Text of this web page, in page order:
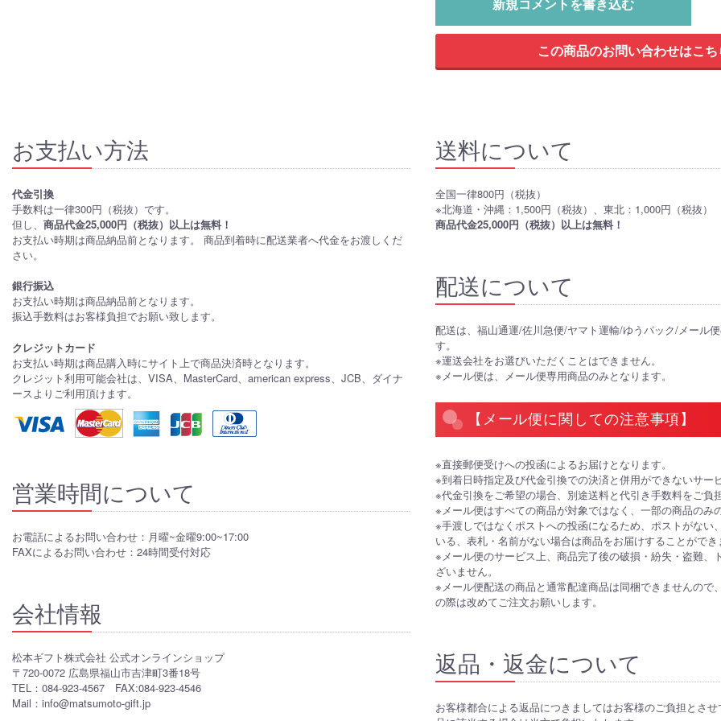
お支払い方法
代金引換
手数料は一律300円（税抜）です。
但し、 商品代金25,000円（税抜）以上は無料！
お支払い時期は商品納品前となります。 商品到着時に配送業者へ代金をお渡しくだ
さい。
銀行振込
お支払い時期は商品納品前となります。
振込手数料はお客様負担でお願い致します。
クレジットカード
お支払い時期は商品購入時にサイト上で商品決済時となります。
クレジット利用可能会社は、VISA、MasterCard、american express、JCB、ダイナ
ースよりご利用頂けます。
営業時間について
お電話によるお問い合わせ：月曜~金曜9:00~17:00
FAXによるお問い合わせ：24時間受付対応
会社情報
松本ギフト株式会社 公式オンラインショップ
〒720-0072 広島県福山市吉津町3番18号
TEL：084-923-4567 FAX:084-923-4546
Mail：info@matsumoto-gift.jp
送料について
全国一律800円（税抜）
※北海道・沖縄：1,500円（税抜）、東北：1,000円（税抜）
商品代金25,000円（税抜）以上は無料！
配送について
配送は、福山通運/佐川急便/ヤマト運輸/ゆうパック/メール
す。
※運送会社をお選びいただくことはできません。
※メール便は、メール便専用商品のみとなります。
【メール便に関しての注意事項】
※直接郵便受けへの投函によるお届けとなります。
※到着日時指定及び代金引換での決済と併用ができないサー
※代金引換をご希望の場合、別途送料と代引き手数料をご負
※メール便はすべての商品が対象ではなく、一部の商品のみ
※手渡しではなくポストへの投函になるため、ポストがない
いる、表札・名前がない場合は商品をお届けすることができ
※メール便のサービス上、商品完了後の破損・紛失・盗難、
ざいません。
※メール便配送の商品と通常配達商品は同梱できませんので
の際は改めてご注文お願いします。
返品・返金について
お客様都合による返品につきましてはお客様のご負担とさ